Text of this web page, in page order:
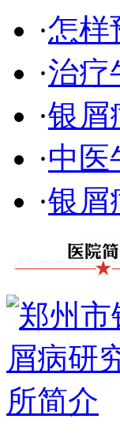
·怎样
·治疗
·银屑
·中医
·银屑